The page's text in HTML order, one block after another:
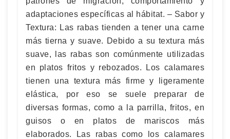
adaptaciones específicas al hábitat. – Sabor y
Textura: Las rabas tienden a tener una carne
más tierna y suave. Debido a su textura más
suave, las rabas son comúnmente utilizadas
en platos fritos y rebozados. Los calamares
tienen una textura más firme y ligeramente
elástica, por eso se suele preparar de
diversas formas, como a la parrilla, fritos, en
guisos o en platos de mariscos más
elaborados. Las rabas como los calamares